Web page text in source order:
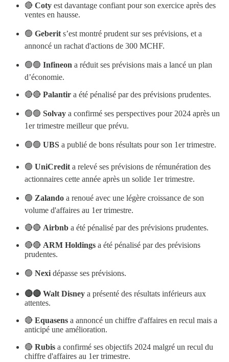
🔴 Coty est davantage confiant pour son exercice après des
ventes en hausse.
🟢 Geberit s’est montré prudent sur ses prévisions, et a
annoncé un rachat d'actions de 300 MCHF.
🟢🟢 Infineon a réduit ses prévisions mais a lancé un plan
d’économie.
🔴🔴 Palantir a été pénalisé par des prévisions prudentes.
🟢🟢 Solvay a confirmé ses perspectives pour 2024 après un
1er trimestre meilleur que prévu.
🟢🟢 UBS a publié de bons résultats pour son 1er trimestre.
🟢 UniCredit a relevé ses prévisions de rémunération des
actionnaires cette année après un solide 1er trimestre.
🟢 Zalando a renoué avec une légère croissance de son
volume d'affaires au 1er trimestre.
🔴🔴 Airbnb a été pénalisé par des prévisions prudentes.
🔴🔴 ARM Holdings a été pénalisé par des prévisions
prudentes.
🟢 Nexi dépasse ses prévisions.
🔴🔴 Walt Disney a présenté des résultats inférieurs aux
attentes.
🔴 Equasens a annoncé un chiffre d'affaires en recul mais a
anticipé une amélioration.
🔴 Rubis a confirmé ses objectifs 2024 malgré un recul du
chiffre d'affaires au 1er trimestre.